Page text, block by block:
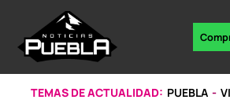
content
noticias
TEMAS DE ACTUALIDAD: PUEBLA